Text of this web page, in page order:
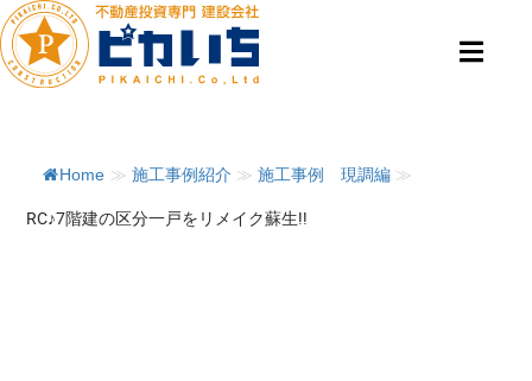
Home ≫ 施工事例紹介 ≫ 施工事例 現調編 ≫
RC♪7階建の区分一戸をリメイク蘇生!!